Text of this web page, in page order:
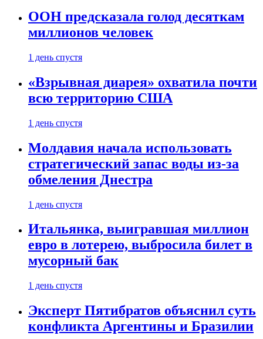
ООН предсказала голод десяткам
миллионов человек
1 день спустя
«Взрывная диарея» охватила почти
всю территорию США
1 день спустя
Молдавия начала использовать
стратегический запас воды из-за
обмеления Днестра
1 день спустя
Итальянка, выигравшая миллион
евро в лотерею, выбросила билет в
мусорный бак
1 день спустя
Эксперт Пятибратов объяснил суть
конфликта Аргентины и Бразилии